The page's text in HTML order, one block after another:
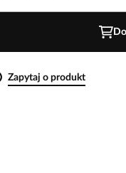
Zapytaj o produkt